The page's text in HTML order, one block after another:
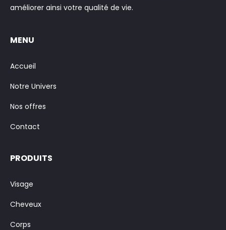
améliorer ainsi votre qualité de vie.
MENU
Accueil
Notre Univers
Nos offres
Contact
PRODUITS
Visage
Cheveux
Corps